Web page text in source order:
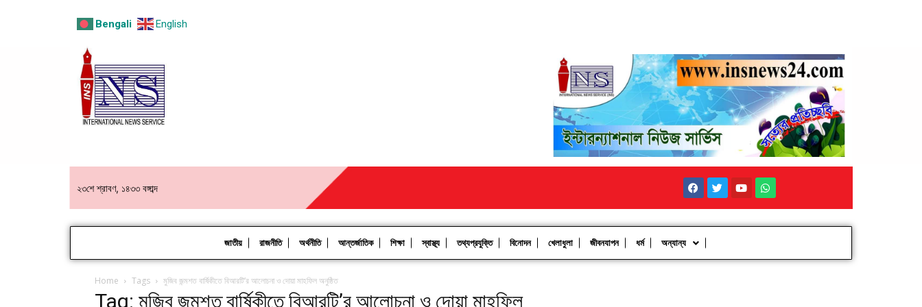
Bengali English
২৩শে শ্রাবণ, ১৪৩৩ বঙ্গাব্দ
জাতীয় রাজনীতি অর্থনীতি আন্তর্জাতিক শিক্ষা স্বাস্থ্য তথ্যপ্রযুক্তি বিনোদন খেলাধুলা জীবনযাপন ধর্ম অন্যান্য
Home Tags মুজিব জন্মশত বার্ষিকীতে বিআরটি’র আলোচনা ও দোয়া মাহফিল অনুষ্ঠিত
Tag: মুজিব জন্মশত বার্ষিকীতে বিআরটি’র আলোচনা ও দোয়া মাহফিল